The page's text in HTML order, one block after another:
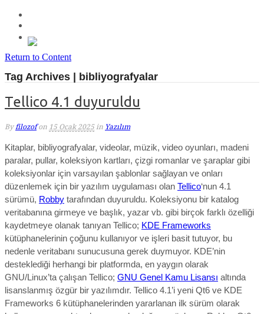
Return to Content
Tag Archives | bibliyografyalar
Tellico 4.1 duyuruldu
By filozof on 15 Ocak 2025 in Yazılım
Kitaplar, bibliyografyalar, videolar, müzik, video oyunları, madeni
paralar, pullar, koleksiyon kartları, çizgi romanlar ve şaraplar gibi
koleksiyonlar için varsayılan şablonlar sağlayan ve onları
düzenlemek için bir yazılım uygulaması olan Tellico‘nun 4.1
sürümü, Robby tarafından duyuruldu. Koleksiyonu bir katalog
veritabanına girmeye ve başlık, yazar vb. gibi birçok farklı özelliği
kaydetmeye olanak tanıyan Tellico; KDE Frameworks
kütüphanelerinin çoğunu kullanıyor ve işleri basit tutuyor, bu
nedenle veritabanı sunucusuna gerek duymuyor. KDE’nin
desteklediği herhangi bir platformda, en yaygın olarak
GNU/Linux’ta çalışan Tellico; GNU Genel Kamu Lisansı altında
lisanslanmış özgür bir yazılımdır. Tellico 4.1’i yeni Qt6 ve KDE
Frameworks 6 kütüphanelerinden yararlanan ilk sürüm olarak